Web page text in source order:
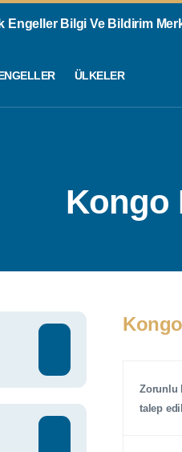
Engeller Bilgi Ve Bildirim
ÜLKELER
Kongo
Zorunlu
talep